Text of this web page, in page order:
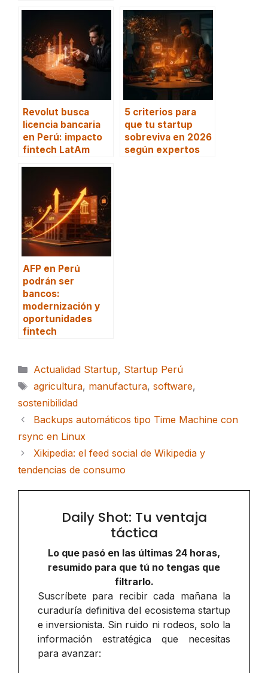
Revolut busca
licencia bancaria
en Perú: impacto
fintech LatAm
5 criterios para
que tu startup
sobreviva en 2026
según expertos
AFP en Perú
podrán ser
bancos:
modernización y
oportunidades
fintech
Categorías
Actualidad Startup, Startup Perú
Etiquetas
agricultura, manufactura, software,
sostenibilidad
Backups automáticos tipo Time Machine con
rsync en Linux
Xikipedia: el feed social de Wikipedia y
tendencias de consumo
Daily Shot: Tu ventaja
táctica
Lo que pasó en las últimas 24 horas,
resumido para que tú no tengas que
filtrarlo.
Suscríbete para recibir cada mañana la
curaduría definitiva del ecosistema startup
e inversionista. Sin ruido ni rodeos, solo la
información estratégica que necesitas
para avanzar: